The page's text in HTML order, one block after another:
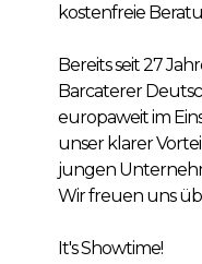
kostenfreie
Bereits seit 27
Barcaterer
europaweit im
unser klarer
jungen
Wir freuen uns
It's Showtime!